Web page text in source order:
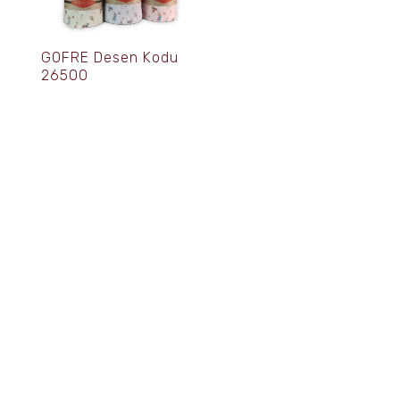
GOFRE Desen Kodu
26500